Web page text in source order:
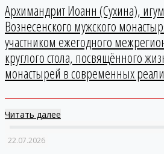
Архимандрит Иоанн (Сухина),
Вознесенского мужского
участником ежегодного
круглого стола, посвящённого
монастырей в современных
Читать далее
22.07.2026